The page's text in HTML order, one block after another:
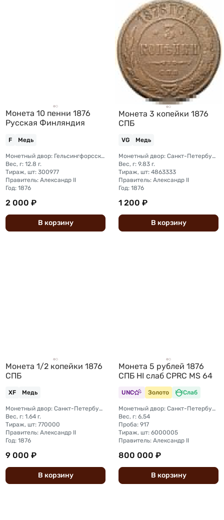
Монета 10 пенни 1876
Русская Финляндия
F Медь
Монетный двор: Гельсингфорсский монетный двор (Финляндия)
Вес, г: 12.8 г.
Тираж, шт: 300977
Правитель: Александр II
Год: 1876
2 000 ₽
В корзину
Монета 3 копейки 1876
СПБ
VG Медь
Монетный двор: Санкт-Петербургский монетный двор
Вес, г: 9.83 г.
Тираж, шт: 4863333
Правитель: Александр II
Год: 1876
1 200 ₽
В корзину
Монета 1/2 копейки 1876
СПБ
XF Медь
Монетный двор: Санкт-Петербургский монетный двор
Вес, г: 1.64 г.
Тираж, шт: 770000
Правитель: Александр II
Год: 1876
9 000 ₽
В корзину
Монета 5 рублей 1876
СПБ HI слаб CPRC MS 64
UNC Золото Слаб
Монетный двор: Санкт-Петербургский монетный двор
Вес, г: 6,54
Проба: 917
Тираж, шт: 6000005
Правитель: Александр II
800 000 ₽
В корзину